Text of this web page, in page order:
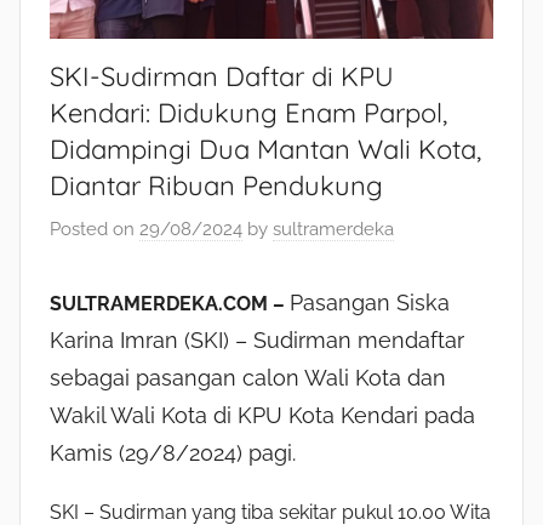
SKI-Sudirman Daftar di KPU
Kendari: Didukung Enam Parpol,
Didampingi Dua Mantan Wali Kota,
Diantar Ribuan Pendukung
Posted on 29/08/2024 by sultramerdeka
SULTRAMERDEKA.COM – Pasangan Siska
Karina Imran (SKI) – Sudirman mendaftar
sebagai pasangan calon Wali Kota dan
Wakil Wali Kota di KPU Kota Kendari pada
Kamis (29/8/2024) pagi.
SKI – Sudirman yang tiba sekitar pukul 10.00 Wita